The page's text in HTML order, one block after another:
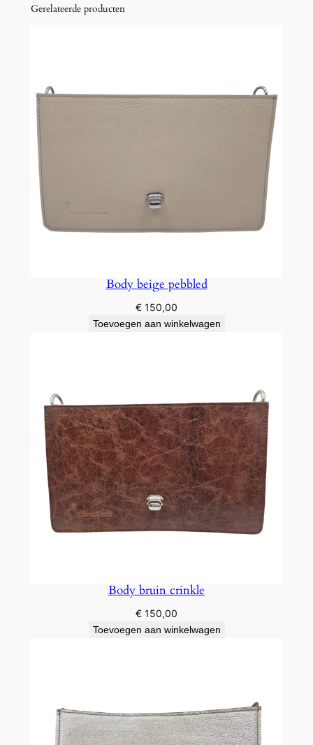
Gerelateerde producten
Body beige pebbled
€ 150,00
Toevoegen aan winkelwagen
Body bruin crinkle
€ 150,00
Toevoegen aan winkelwagen